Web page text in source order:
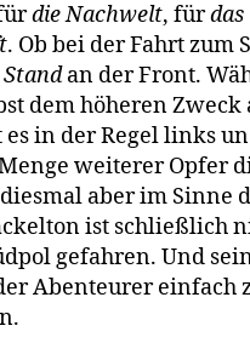
die Nachwelt, fürdas
. Ob bei der Fahrt zum
an der Front.
dem höheren Zweck
in der Regel links
weiterer Opfer
aber im Sinne
ist schließlich
gefahren. Und
Abenteurer einfach